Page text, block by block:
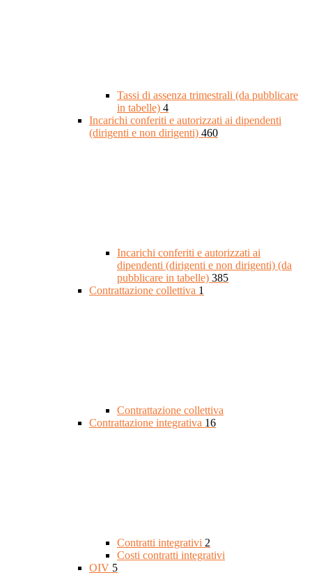
Tassi di assenza trimestrali (da pubblicare
in tabelle) 4
Incarichi conferiti e autorizzati ai dipendenti
(dirigenti e non dirigenti) 460
Incarichi conferiti e autorizzati ai
dipendenti (dirigenti e non dirigenti) (da
pubblicare in tabelle) 385
Contrattazione collettiva 1
Contrattazione collettiva
Contrattazione integrativa 16
Contratti integrativi 2
Costi contratti integrativi
OIV 5